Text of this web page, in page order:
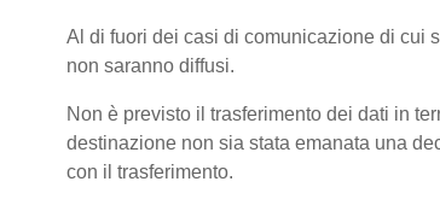
Al di fuori dei casi di comunicazione di cui
non saranno diffusi.
Non è previsto il trasferimento dei dati in
destinazione non sia stata emanata una
con il trasferimento.